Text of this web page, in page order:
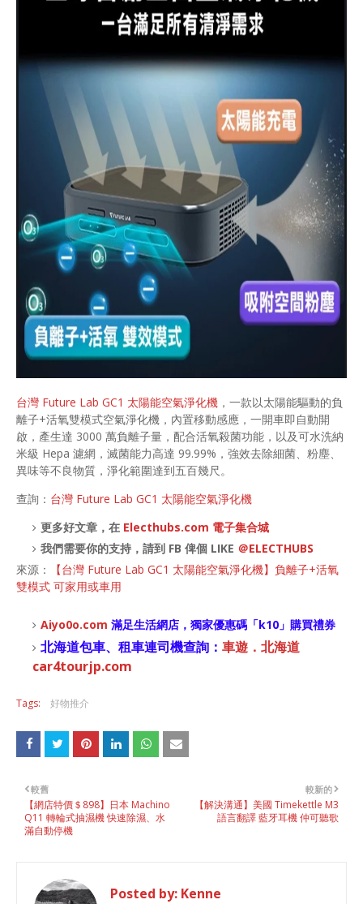
台灣 Future Lab GC1 太陽能空氣淨化機 ，一款以太陽能驅動的負
離子+活氧雙模式空氣淨化機，內置移動感應，一開車即自動開
啟，產生達 3000 萬負離子量，配合活氧殺菌功能，以及可水洗納
米級 Hepa 濾網，滅菌能力高達 99.99%，強效去除細菌、粉塵、
異味等不良物質，淨化範圍達到五百幾尺。
查詢： 台灣 Future Lab GC1 太陽能空氣淨化機
更多好文章，在 Electhubs.com 電子集合城
我們需要你的支持，請到 FB 俾個 LIKE ＠ELECTHUBS
來源：
【台灣 Future Lab GC1 太陽能空氣淨化機】負離子+活氧
雙模式 可家用或車用
Aiyo0o.com 滿足生活網店， 獨家優惠碼「k10 」購買禮券
北海道包車、租車連司機查詢： 車遊．北海道
car4tourjp.com
Tags: 好物推介
較新的
【解決溝通】美國 Timekettle M3
語言翻譯 藍牙耳機 仲可聽歌
較舊
【網店特價＄898】日本 Machino
Q11 轉輪式抽濕機 快速除濕、水
滿自動停機
Posted by: Kenne